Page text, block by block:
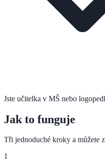
Jste učitelka v MŠ nebo
Jak to funguje
Tři jednoduché kroky a můžete
1